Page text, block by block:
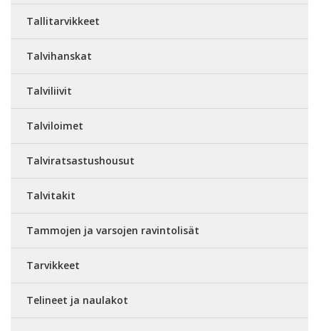
Tallitarvikkeet
Talvihanskat
Talviliivit
Talviloimet
Talviratsastushousut
Talvitakit
Tammojen ja varsojen ravintolisät
Tarvikkeet
Telineet ja naulakot